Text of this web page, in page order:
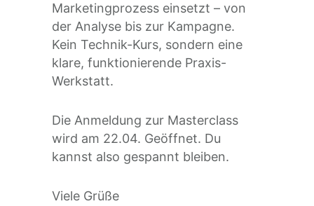
Marketingprozess einsetzt – von
der Analyse bis zur Kampagne.
Kein Technik-Kurs, sondern eine
klare, funktionierende Praxis-
Werkstatt.
Die Anmeldung zur Masterclass
wird am 22.04. Geöffnet. Du
kannst also gespannt bleiben.
Viele Grüße